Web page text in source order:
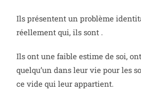
Ils présentent un problème
réellement qui, ils sont .
Ils ont une faible estime de soi,
quelqu’un dans leur vie pour les
ce vide qui leur appartient.